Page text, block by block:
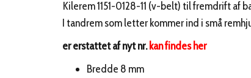
Kilerem 1151-0128-11 (v-belt) til fremdrift af
I tandrem som letter kommer ind i små
er erstattet af nyt nr. kan findes her
Bredde 8 mm